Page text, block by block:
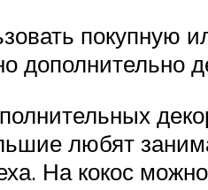
покупную
дополнительно
любят
На кокос